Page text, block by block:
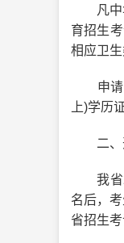
凡中华
育招生
相应卫
申请自
上)学历
二、开
我省
名后，
省招生